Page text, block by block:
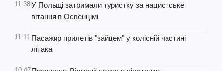
11:38У Польщі затримали туристку за нацистське
вітання в Освенцімі
11:11 Пасажир прилетів "зайцем" у колісній частині
літака